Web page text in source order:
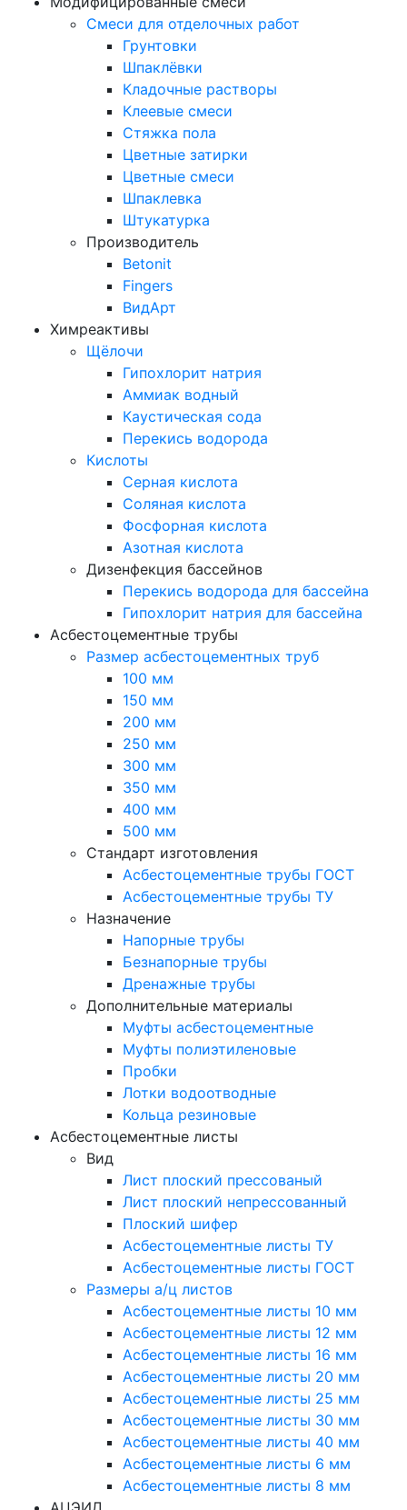
Смеси для отделочных работ
Грунтовки
Шпаклёвки
Кладочные растворы
Клеевые смеси
Стяжка пола
Цветные затирки
Цветные смеси
Шпаклевка
Штукатурка
Производитель
Betonit
Fingers
ВидАрт
Химреактивы
Щёлочи
Гипохлорит натрия
Аммиак водный
Каустическая сода
Перекись водорода
Кислоты
Серная кислота
Соляная кислота
Фосфорная кислота
Азотная кислота
Дизенфекция бассейнов
Перекись водорода для бассейна
Гипохлорит натрия для бассейна
Асбестоцементные трубы
Размер асбестоцементных труб
100 мм
150 мм
200 мм
250 мм
300 мм
350 мм
400 мм
500 мм
Стандарт изготовления
Асбестоцементные трубы ГОСТ
Асбестоцементные трубы ТУ
Назначение
Напорные трубы
Безнапорные трубы
Дренажные трубы
Дополнительные материалы
Муфты асбестоцементные
Муфты полиэтиленовые
Пробки
Лотки водоотводные
Кольца резиновые
Асбестоцементные листы
Вид
Лист плоский прессованый
Лист плоский непрессованный
Плоский шифер
Асбестоцементные листы ТУ
Асбестоцементные листы ГОСТ
Размеры а/ц листов
Асбестоцементные листы 10 мм
Асбестоцементные листы 12 мм
Асбестоцементные листы 16 мм
Асбестоцементные листы 20 мм
Асбестоцементные листы 25 мм
Асбестоцементные листы 30 мм
Асбестоцементные листы 40 мм
Асбестоцементные листы 6 мм
Асбестоцементные листы 8 мм